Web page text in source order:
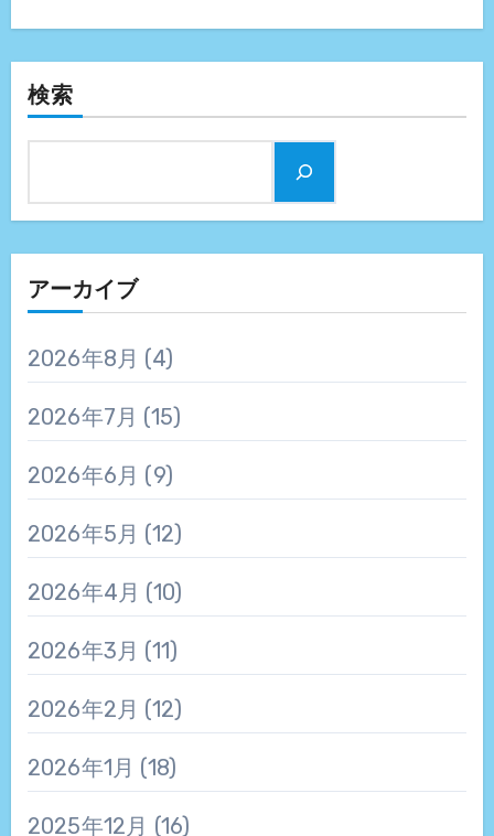
検索
アーカイブ
2026年8月 (4)
2026年7月 (15)
2026年6月 (9)
2026年5月 (12)
2026年4月 (10)
2026年3月 (11)
2026年2月 (12)
2026年1月 (18)
2025年12月 (16)